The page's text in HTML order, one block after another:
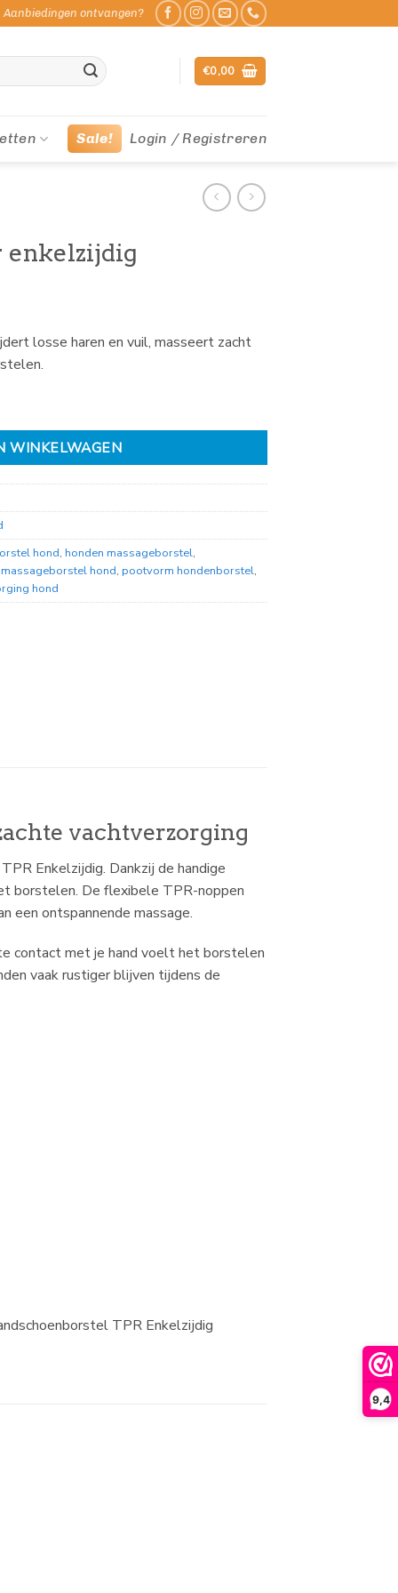
9,4
Aanbiedingen ontvangen?
€0,00
Sale! Login / Registreren
enkelzijdig
losse haren en vuil, masseert zacht
WINKELWAGEN
hond, honden massageborstel,
massageborstel hond, pootvorm hondenborstel,
hond
vachtverzorging
Enkelzijdig. Dankzij de handige
borstelen. De flexibele TPR-noppen
een ontspannende massage.
contact met je hand voelt het borstelen
vaak rustiger blijven tijdens de
TPR Enkelzijdig